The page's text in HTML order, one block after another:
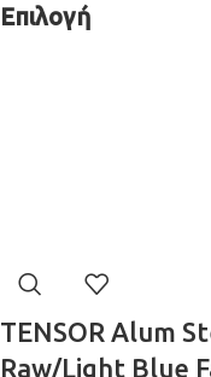
Επιλογή
TENSOR Alum
Raw/Light Blue